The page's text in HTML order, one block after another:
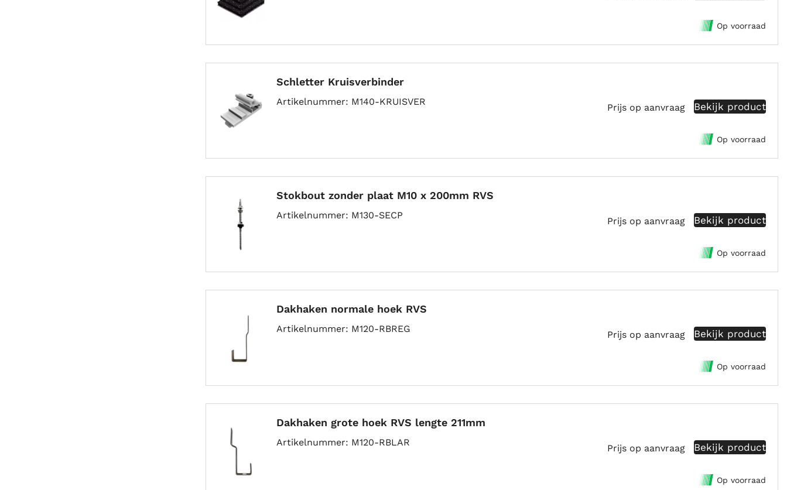
Op voorraad
Schletter Kruisverbinder
Artikelnummer M140-KRUISVER
Prijs op aanvraag Bekijk product
Op voorraad
Stokbout zonder plaat M10 x 200mm RVS
Artikelnummer M130-SECP
Prijs op aanvraag Bekijk product
Op voorraad
Dakhaken normale hoek RVS
Artikelnummer M120-RBREG
Prijs op aanvraag Bekijk product
Op voorraad
Dakhaken grote hoek RVS lengte 211mm
Artikelnummer M120-RBLAR
Prijs op aanvraag Bekijk product
Op voorraad